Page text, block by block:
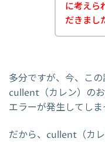
に考えら
だきまし
多分ですが、今、この
cullent（カレン）の
エラーが発生してし
だから、cullent（カ